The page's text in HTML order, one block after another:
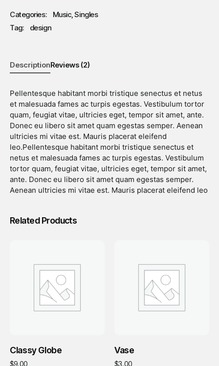
quantity
Categories: Music,Singles
Tag:
design
DescriptionReviews (2)
Pellentesque habitant morbi tristique senectus et netus
et malesuada fames ac turpis egestas. Vestibulum tortor
quam, feugiat vitae, ultricies eget, tempor sit amet, ante.
Donec eu libero sit amet quam egestas semper. Aenean
ultricies mi vitae est. Mauris placerat eleifend
leo.Pellentesque habitant morbi tristique senectus et
netus et malesuada fames ac turpis egestas. Vestibulum
tortor quam, feugiat vitae, ultricies eget, tempor sit amet,
ante. Donec eu libero sit amet quam egestas semper.
Aenean ultricies mi vitae est. Mauris placerat eleifend leo
Related Products
Add To Cart
Classy Globe
$9.00
Vase
$3.00